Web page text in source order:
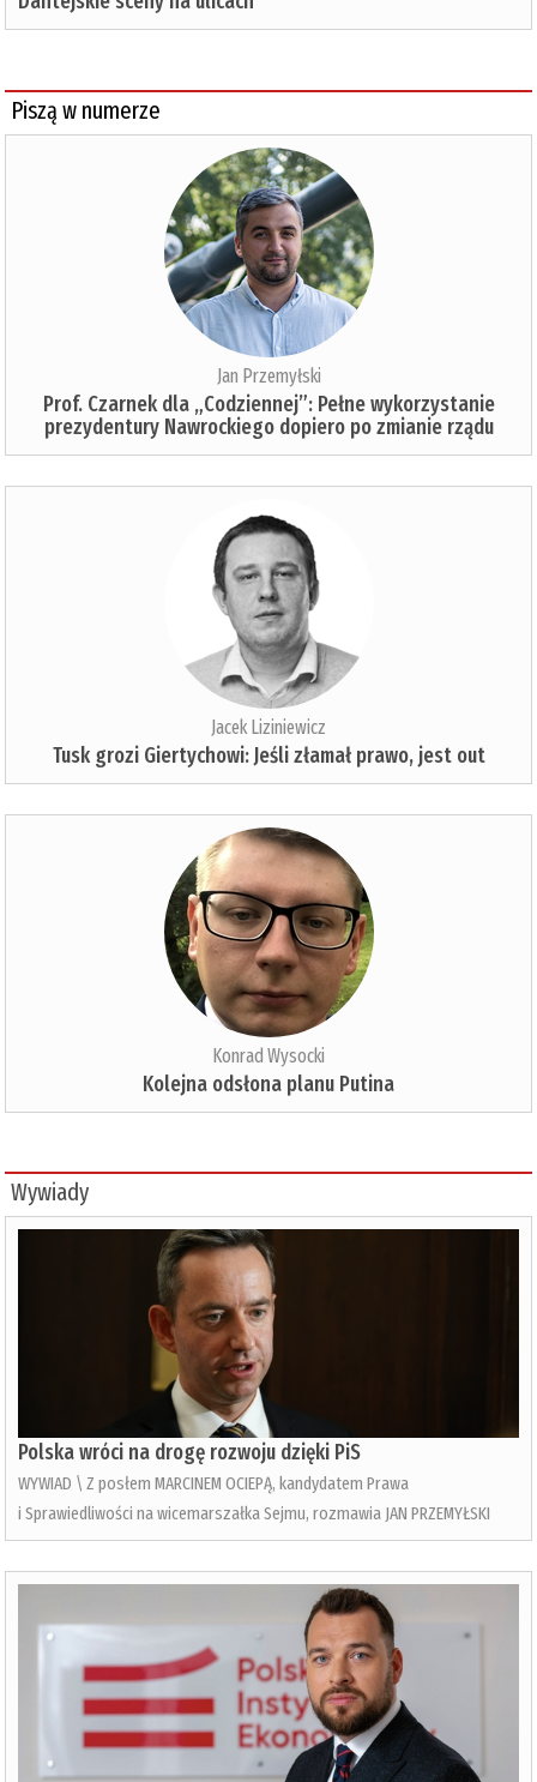
Piszą w numerze
Jan Przemyłski
Prof. Czarnek dla „Codziennej”: Pełne wykorzystanie
prezydentury Nawrockiego dopiero po zmianie rządu
Jacek Liziniewicz
Tusk grozi Giertychowi: Jeśli złamał prawo, jest out
Konrad Wysocki
Kolejna odsłona planu Putina
Wywiady
Polska wróci na drogę rozwoju dzięki PiS
WYWIAD \ Z posłem MARCINEM OCIEPĄ, kandydatem Prawa
i Sprawiedliwości na wicemarszałka Sejmu, rozmawia JAN PRZEMYŁSKI